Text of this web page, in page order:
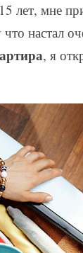
лет, мне
настал
, я